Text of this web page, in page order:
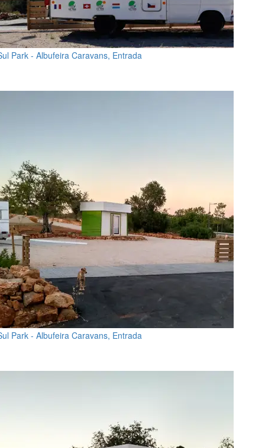
Park - Albufeira Caravans, Entrada
Park - Albufeira Caravans, Entrada